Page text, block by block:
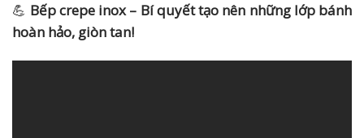
💪 Bếp crepe inox – Bí quyết tạo nên những lớp bánh
hoàn hảo, giòn tan!